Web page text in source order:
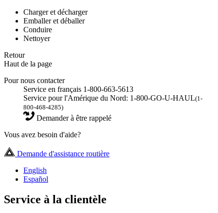
Charger et décharger
Emballer et déballer
Conduire
Nettoyer
Retour
Haut de la page
Pour nous contacter
Service en français 1-800-663-5613
Service pour l'Amérique du Nord: 1-800-GO-U-HAUL(1-
800-468-4285)
Demander à être rappelé
Vous avez besoin d'aide?
Demande d'assistance routière
English
Español
Service à la clientèle